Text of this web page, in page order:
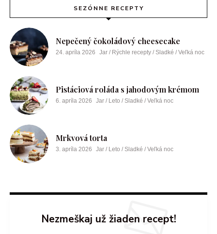
SEZÓNNE RECEPTY
Nepečený čokoládový cheesecake
24. apríla 2026 Jar / Rýchle recepty / Sladké / Veľká noc
Pistáciová roláda s jahodovým krémom
6. apríla 2026 Jar / Leto / Sladké / Veľká noc
Mrkvová torta
3. apríla 2026 Jar / Leto / Sladké / Veľká noc
Nezmeškaj už žiaden recept!